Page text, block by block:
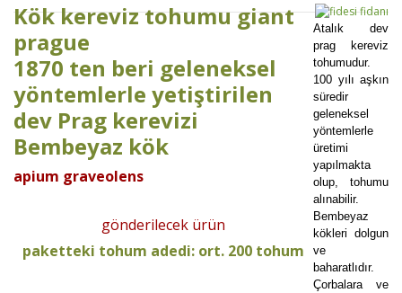
Kök kereviz tohumu giant
prague
1870 ten beri geleneksel
yöntemlerle yetiştirilen
dev Prag kerevizi
Bembeyaz kök
apium graveolens
gönderilecek ürün
paketteki tohum adedi: ort. 200 tohum
Atalık dev
prag kereviz
tohumudur.
100 yılı aşkın
süredir
geleneksel
yöntemlerle
üretimi
yapılmakta
olup, tohumu
alınabilir.
Bembeyaz
kökleri dolgun
ve
baharatlıdır.
Çorbalara ve